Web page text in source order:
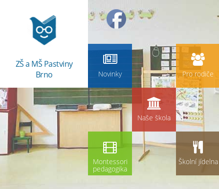
ZŠ a MŠ Pastviny
Brno
Novinky Pro rodiče
Naše škola
Montessori
pedagogika
Školní jídelna